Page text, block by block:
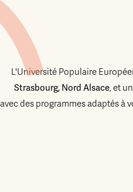
L'Université Populaire
Strasbourg, Nord Alsace, et
avec des programmes adaptés à